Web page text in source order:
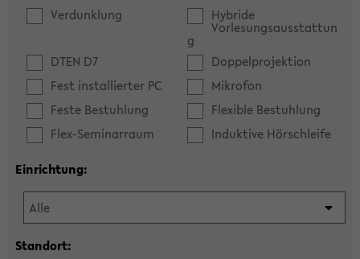
Verdunklung
Hybride
Vorlesungsausstattun
g
DTEN D7
Doppelprojektion
Fest installierter PC
Mikrofon
Feste Bestuhlung
Flexible Bestuhlung
Flex-Seminarraum
Induktive Hörschleife
Einrichtung:
Standort: